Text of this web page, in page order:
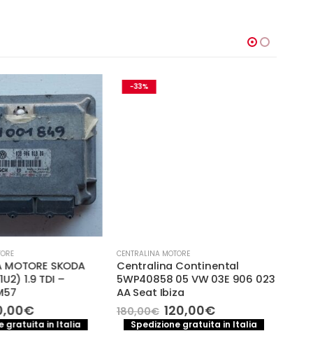
MOTORE SKODA
1.9 TDI –
€Il
prezzo
gratuita in Italia
-33%
CENTRALINA MOTORE
Centralina Continental
5WP40858 05 VW 03E 906 023
AA Seat Ibiza
180,00€ Il
prezzo
120,00€Il
prezzo
Spedizione gratuita in Italia